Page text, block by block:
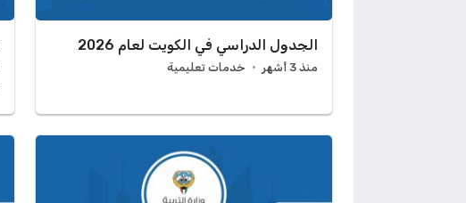
الجدول الدراسي في الكويت لعام 2026
منذ 3 أشهر خدمات تعليمية